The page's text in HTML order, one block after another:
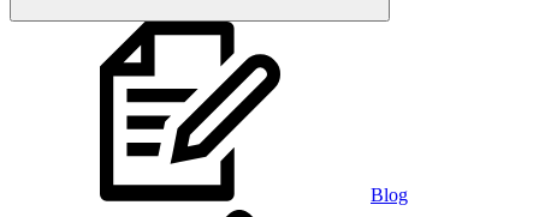
Blog